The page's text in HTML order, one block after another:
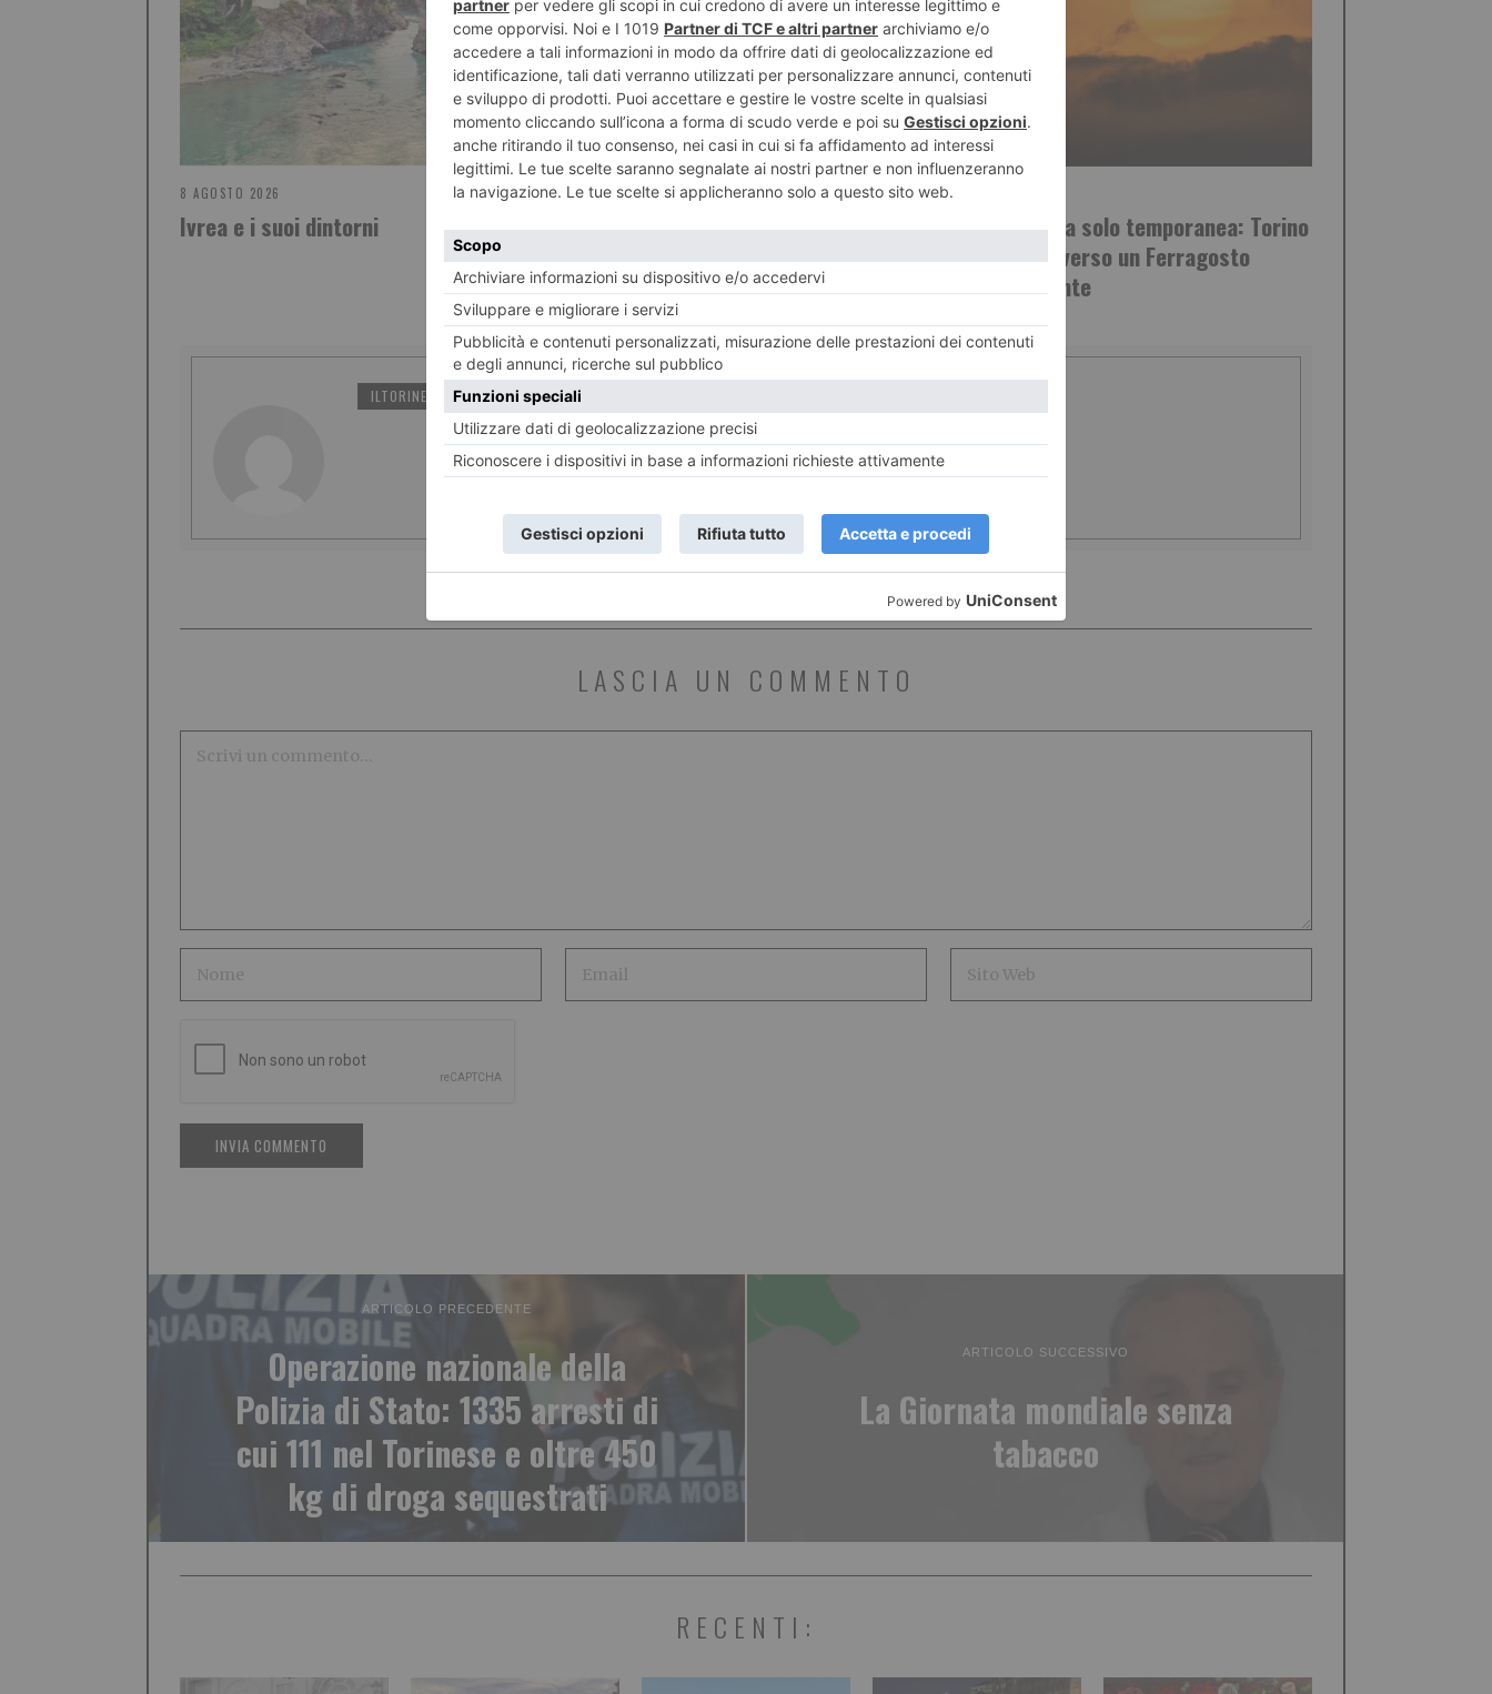
8 AGOSTO 2026
Ivrea e i suoi dintorni
8 AGOSTO 2026
La Compagnia de Les Farfadais chiude
‘Narrazioni Parallele Festival’
7 AGOSTO 2026
Caldo, tregua solo temporanea: Torino
e Piemonte verso un Ferragosto
ancora rovente
ILTORINESE POST RECENTI
LASCIA UN COMMENTO
ARTICOLO PRECEDENTE
Operazione nazionale della
Polizia di Stato: 1335 arresti di
cui 111 nel Torinese e oltre 450
kg di droga sequestrati
ARTICOLO SUCCESSIVO
La Giornata mondiale senza
tabacco
RECENTI: